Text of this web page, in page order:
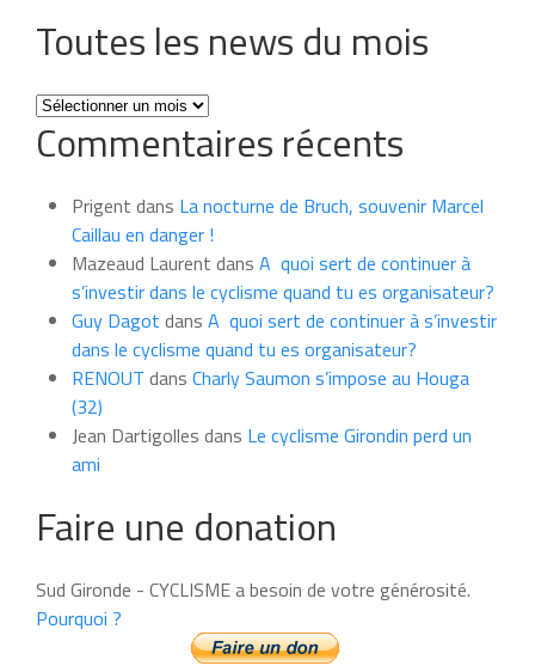
Toutes les news du mois
Toutes
les
news
mois
Commentaires récents
Prigent dans La nocturne de Bruch, souvenir Marcel
Caillau en danger !
Mazeaud Laurent dans A quoi sert de continuer à
s’investir dans le cyclisme quand tu es organisateur?
Guy Dagot dans A quoi sert de continuer à s’investir
dans le cyclisme quand tu es organisateur?
RENOUT dans Charly Saumon s’impose au Houga
(32)
Jean Dartigolles dans Le cyclisme Girondin perd un
ami
Faire une donation
Sud Gironde - CYCLISME a besoin de votre générosité.
Pourquoi ?